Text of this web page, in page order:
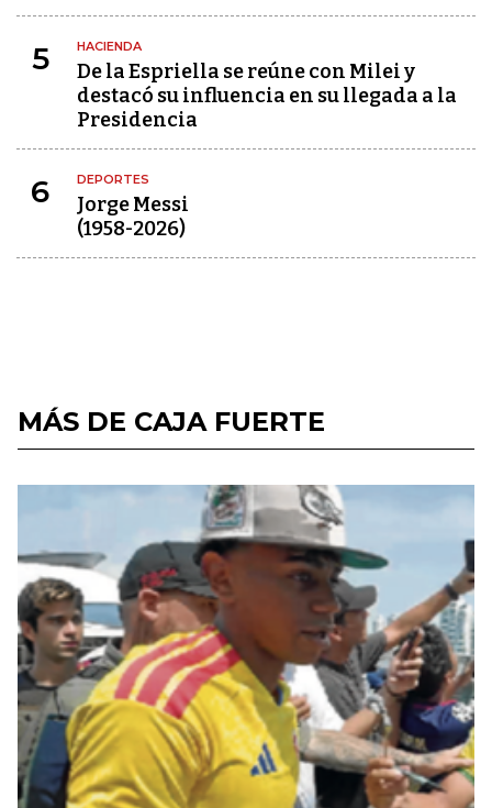
5 HACIENDA
De la Espriella se reúne con Milei y
destacó su influencia en su llegada a la
Presidencia
6 DEPORTES
Jorge Messi
(1958-2026)
MÁS DE CAJA FUERTE